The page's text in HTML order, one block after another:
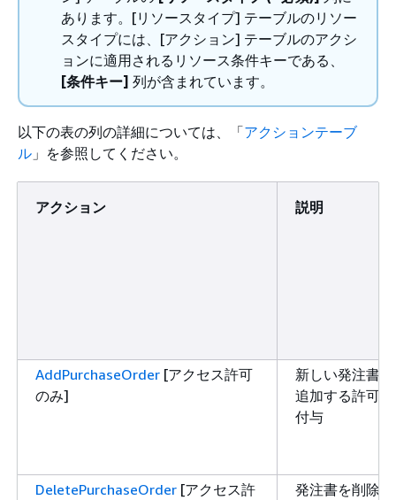
あります。[リソースタイプ] テーブルのリソー
スタイプには、[アクション] テーブルのアクシ
ョンに適用されるリソース条件キーである、
[条件キー] 列が含まれています。
以下の表の列の詳細については、「アクションテーブ
ル 」を参照してください。
アクション 説明
AddPurchaseOrder [アクセス許可
のみ]
新しい発注書を
追加する許可を
付与
DeletePurchaseOrder [アクセス許
発注書を削除す